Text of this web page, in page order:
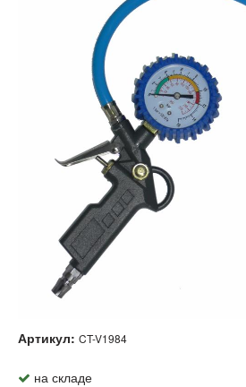
Артикул: CT-V1984
на складе